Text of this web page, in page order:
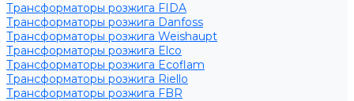
Трансформаторы розжига FIDA
Трансформаторы розжига Danfoss
Трансформаторы розжига Weishaupt
Трансформаторы розжига Elco
Трансформаторы розжига Ecoflam
Трансформаторы розжига Riello
Трансформаторы розжига FBR